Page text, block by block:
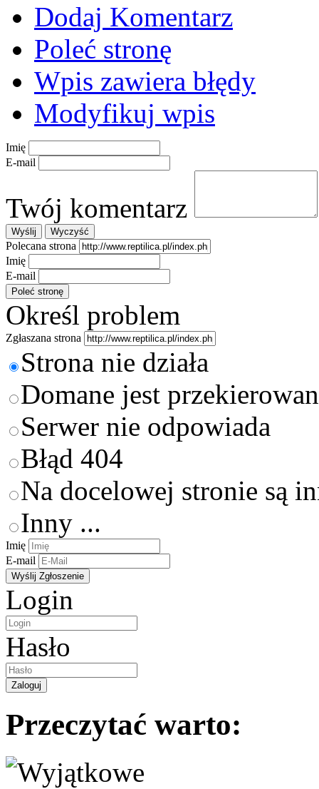
Dodaj Komentarz
Poleć stronę
Wpis zawiera błędy
Modyfikuj wpis
Imię
E-mail
Twój komentarz
Polecana strona
Imię
E-mail
Określ problem
Zgłaszana strona
Strona nie działa
Domane jest
Serwer nie odpowiada
Błąd 404
Na docelowej stronie są
Inny ...
Imię
E-mail
Login
Hasło
Przeczytać warto: